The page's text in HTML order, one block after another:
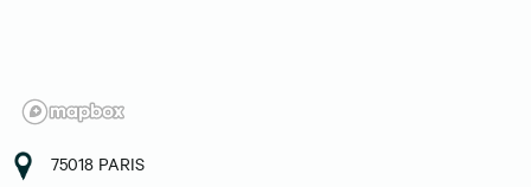
75018 PARIS